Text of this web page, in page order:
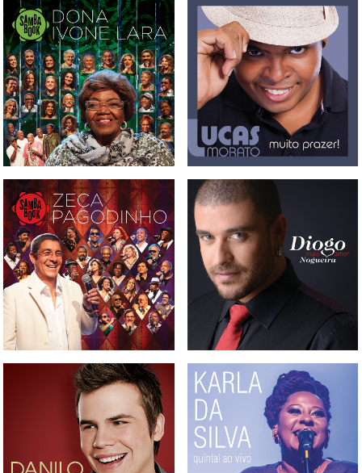
BOX, CD, DVD E BLU-
RAYSAMBABOOK DONA
IVONE LARA
CD LUCAS MORATO -
MUITO PRAZER
BOX, CD, DVD E BLURAY
SAMBABOOK ZECA
PAGODINHO
CD DIOGO NOGUEIRA -
MAIS AMOR
CD DANILO DYBA
DVD KARLA DA SILVA -
QUINTAL AO VIVO